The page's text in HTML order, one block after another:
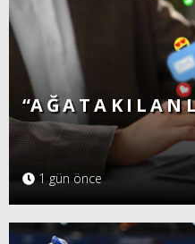
“A Ğ A T A K I L A N
1 gün önce